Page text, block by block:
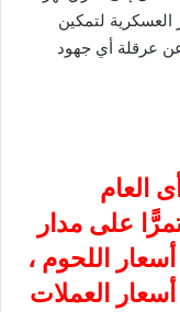
العسكرية لتمكين
عن عرقلة أي جهود
العام
على مدار
أسعار اللحوم ،
أسعار العملات